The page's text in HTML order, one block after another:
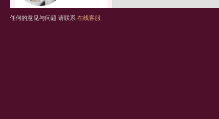
任何的意见与问题 请联系 在线客服